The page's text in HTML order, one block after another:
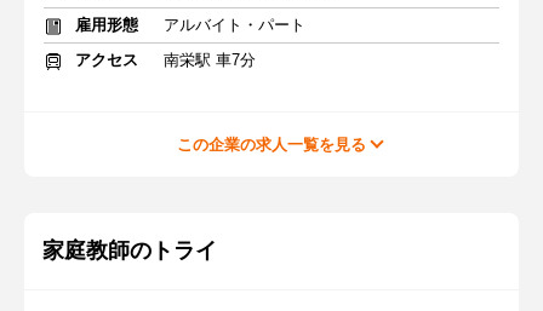
雇用形態
アルバイト・パート
アクセス
南栄駅 車7分
この企業の求人一覧を見る
家庭教師のトライ